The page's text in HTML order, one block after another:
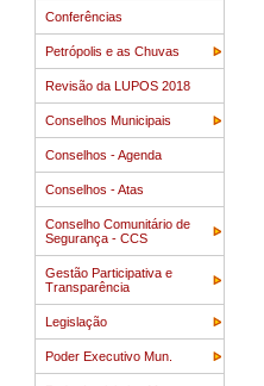
Conferências
Petrópolis e as Chuvas
Revisão da LUPOS 2018
Conselhos Municipais
Conselhos - Agenda
Conselhos - Atas
Conselho Comunitário de
Segurança - CCS
Gestão Participativa e
Transparência
Legislação
Poder Executivo Mun.